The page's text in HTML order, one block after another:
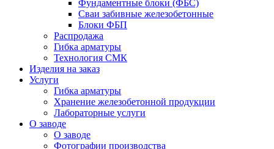
Фундаментные блоки (ФБС)
Сваи забивные железобетонные
Блоки ФБП
Распродажа
Гибка арматуры
Технология СМК
Изделия на заказ
Услуги
Гибка арматуры
Хранение железобетонной продукции
Лабораторные услуги
О заводе
О заводе
Фотографии производства